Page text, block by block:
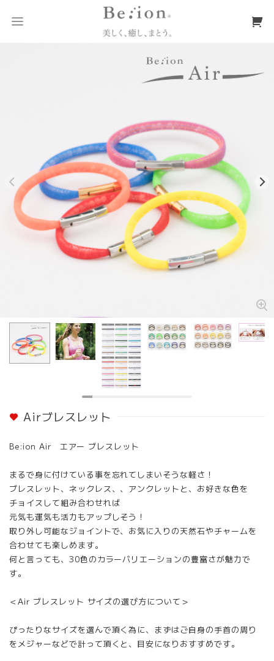
Airブレスレット
Be:ion Air エアー ブレスレット
まるで身に付けている事を忘れてしまいそうな軽さ！
ブレスレット、ネックレス、、アンクレットと、お好きな色を
チョイスして組み合わせれば
元気も運気も活力もアップしそう！
取り外し可能なジョイントで、お気に入りの天然石やチャームを
合わせても楽しめます。
何と言っても、30色のカラーバリエーションの豊富さが魅力で
す。
＜Air ブレスレット サイズの選び方について＞
ぴったりなサイズを選んで頂く為に、まずはご自身の手首の周り
をメジャーなどで計って頂くと、目安になりおすすめです。